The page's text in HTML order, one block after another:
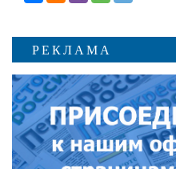
РЕКЛАМА